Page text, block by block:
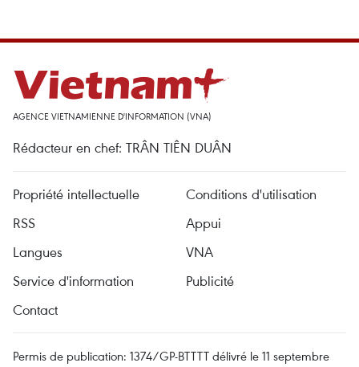
AGENCE VIETNAMIENNE D'INFORMATION (VNA)
Rédacteur en chef: TRÂN TIÊN DUÂN
Propriété intellectuelle
Conditions d'utilisation
RSS
Appui
Langues
VNA
Service d'information
Publicité
Contact
Permis de publication: 1374/GP-BTTTT délivré le 11 septembre